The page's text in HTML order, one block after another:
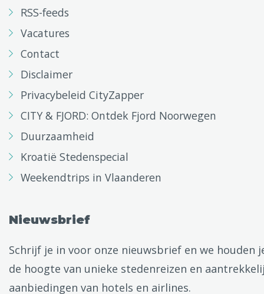
RSS-feeds
Vacatures
Contact
Disclaimer
Privacybeleid CityZapper
CITY & FJORD: Ontdek Fjord Noorwegen
Duurzaamheid
Kroatië Stedenspecial
Weekendtrips in Vlaanderen
Nieuwsbrief
Schrijf je in voor onze nieuwsbrief en we houden
de hoogte van unieke stedenreizen en
aanbiedingen van hotels en airlines.